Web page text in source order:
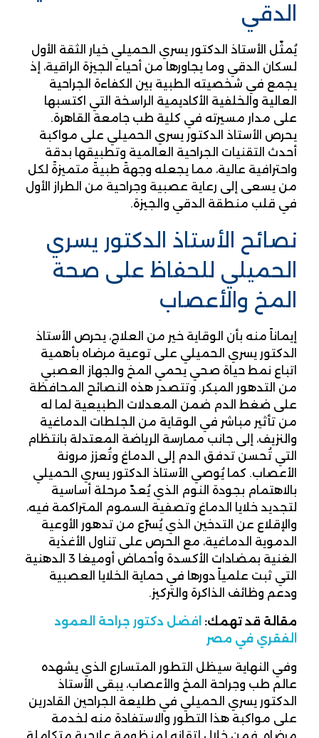
الدقي
يُمثّل الأستاذ الدكتور يسري الحميلي خيار الثقة الأول
لسكان الدقي وما يجاورها من أحياء الجيزة الراقية، إذ
يجمع في شخصيته الطبية بين الكفاءة الجراحية
العالية والخلفية الأكاديمية الراسخة التي اكتسبها
على مدار مسيرته في كلية طب جامعة القاهرة.
يحرص الأستاذ الدكتور يسري الحميلي على مواكبة
أحدث التقنيات الجراحية العالمية وتطبيقها بدقة
واحترافية عالية، مما يجعله وجهةً طبيةً متميزةً لكل
من يسعى إلى رعاية عصبية وجراحية من الطراز الأول
في قلب منطقة الدقي والجيزة.
نصائح الأستاذ الدكتور يسري
الحميلي للحفاظ على صحة
المخ والأعصاب
إيماناً منه بأن الوقاية خير من العلاج، يحرص الأستاذ
الدكتور يسري الحميلي على توعية مرضاه بأهمية
اتباع نمط حياة صحي يحمي المخ والجهاز العصبي
من التدهور المبكر. وتتصدر هذه النصائح المحافظة
على ضغط الدم ضمن المعدلات الطبيعية لما له
من تأثير مباشر في الوقاية من الجلطات الدماغية
والنزيف، إلى جانب ممارسة الرياضة المعتدلة بانتظام
التي تُحسن تدفق الدم إلى الدماغ وتُعزز مرونة
الأعصاب. كما يُوصي الأستاذ الدكتور يسري الحميلي
بالاهتمام بجودة النوم الذي يُعدّ مرحلة أساسية
لتجديد خلايا الدماغ وتصفية السموم المتراكمة فيه،
والإقلاع عن التدخين الذي يُسرّع من تدهور الأوعية
الدموية الدماغية، مع الحرص على تناول الأغذية
الغنية بمضادات الأكسدة وأحماض أوميغا 3 الدهنية
التي ثبت علمياً دورها في حماية الخلايا العصبية
ودعم وظائف الذاكرة والتركيز.
مقالة قد تهمك: افضل دكتور جراحة العمود
الفقري في مصر
وفي النهاية سيظل التطور المتسارع الذي يشهده
عالم طب وجراحة المخ والأعصاب، يبقى الأستاذ
الدكتور يسري الحميلي في طليعة الجراحين القادرين
على مواكبة هذا التطور والاستفادة منه لخدمة